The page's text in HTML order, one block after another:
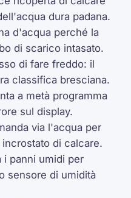
dura padana.
d'acqua perché la
di scarico intasato.
di fare freddo: il
classifica bresciana.
a metà programma
sul display.
via l'acqua per
di calcare.
panni umidi per
sensore di umidità